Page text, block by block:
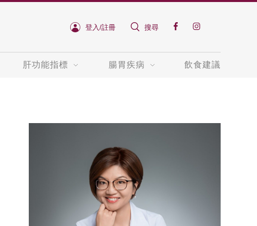
登入/註冊 搜尋
肝功能指標 腸胃疾病 飲食建議